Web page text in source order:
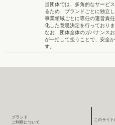
当団体では、多角的なサービ
るため、ブランドごとに独立
事業領域ごとに専任の運営責
化した意思決定を行っておりま
なお、団体全体のガバナンス
が一括して担うことで、安全
す。
このサイ
ブランド
​ご利用について